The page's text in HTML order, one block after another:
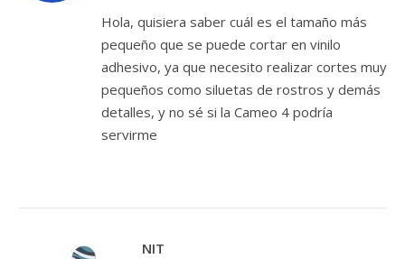
Hola, quisiera saber cuál es el tamaño más
pequeño que se puede cortar en vinilo
adhesivo, ya que necesito realizar cortes muy
pequeños como siluetas de rostros y demás
detalles, y no sé si la Cameo 4 podría
servirme
NIT